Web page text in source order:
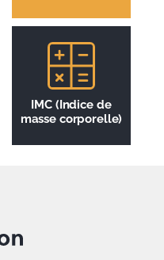
IMC (Indice de
masse corporelle)